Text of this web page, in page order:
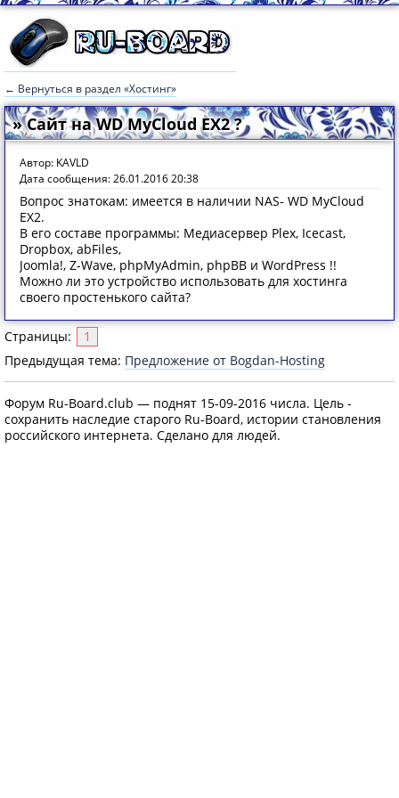
← Вернуться в раздел «Хостинг»
» Сайт на WD MyCloud EX2 ?
Автор: KAVLD
Дата сообщения: 26.01.2016 20:38
Вопрос знатокам: имеется в наличии NAS- WD MyCloud
EX2.
В его составе программы: Медиасервер Plex, Icecast,
Dropbox, abFiles,
Joomla!, Z-Wave, phpMyAdmin, phpBB и WordPress !!
Можно ли это устройство использовать для хостинга
своего простенького сайта?
Страницы:
1
Предыдущая тема: Предложение от Bogdan-Hosting
Форум Ru-Board.club — поднят 15-09-2016 числа. Цель -
сохранить наследие старого Ru-Board, истории становления
российского интернета. Сделано для людей.